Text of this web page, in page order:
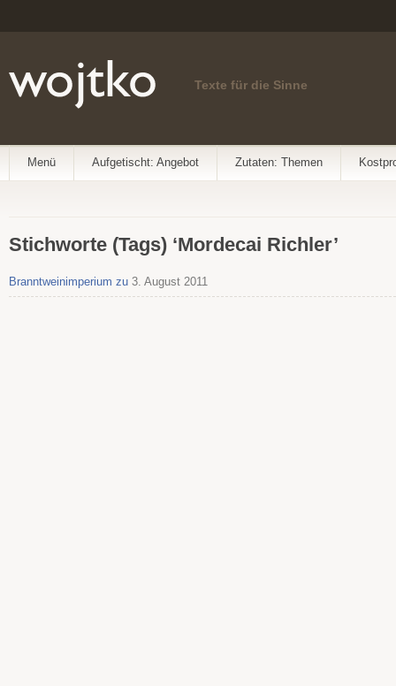
Texte für die Sinne
Menü Aufgetischt: Angebot Zutaten: Themen
Stichworte (Tags) ‘Mordecai Richler’
Branntweinimperium zu 3. August 2011